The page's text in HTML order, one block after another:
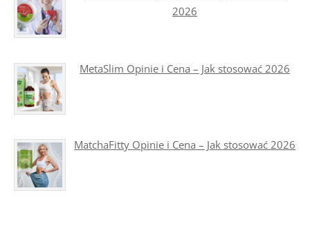
2026
MetaSlim Opinie i Cena – Jak stosować 2026
MatchaFitty Opinie i Cena – Jak stosować 2026